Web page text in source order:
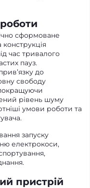
сформоване
конструкція
час тривалого
пауз.
до
свободу
рівень шуму
умови роботи та
запуску
електрокоси,
пристрій